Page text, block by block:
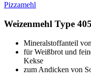
Pizzamehl
Weizenmehl Type 405
Mineralstoffanteil
für Weißbrot und
Kekse
zum Andicken von